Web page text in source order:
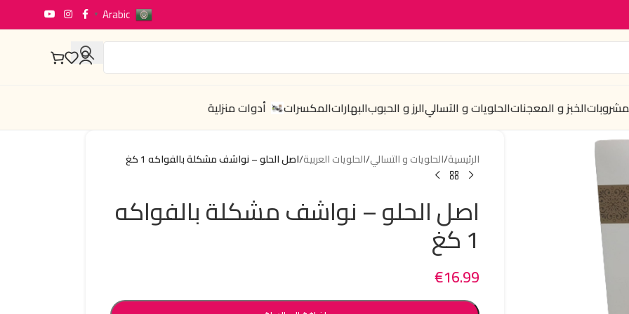
Arabic
▼
الخبز و المعجناتالحلويات و التساليالرز و الحبوبالبهاراتالمكسرات أدوات منزلية
الرئيسية/الحلويات و التسالي/الحلويات العربية/اصل الحلو – نواشف مشكلة بالفواكه 1 كغ
اصل الحلو – نواشف مشكلة بالفواكه
1 كغ
€16.99